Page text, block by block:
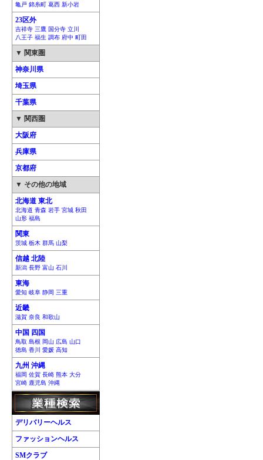
亀戸 錦糸町 葛西 新小岩
23区外
吉祥寺 三鷹 国分寺 立川
八王子 福生 調布 府中 町田
▼ 関東圏
神奈川県
埼玉県
千葉県
▼ 関西圏
大阪府
兵庫県
京都府
▼ その他の地域
北海道 東北
北海道 青森 岩手 宮城 秋田
山形 福島
関東
茨城 栃木 群馬 山梨
信越 北陸
新潟 長野 富山 石川
東海
愛知 岐阜 静岡 三重
近畿
滋賀 奈良 和歌山
中国 四国
鳥取 島根 岡山 広島 山口
徳島 香川 愛媛 高知
九州 沖縄
福岡 佐賀 長崎 熊本 大分
宮崎 鹿児島 沖縄
デリバリーヘルス
ファッションヘルス
SMクラブ